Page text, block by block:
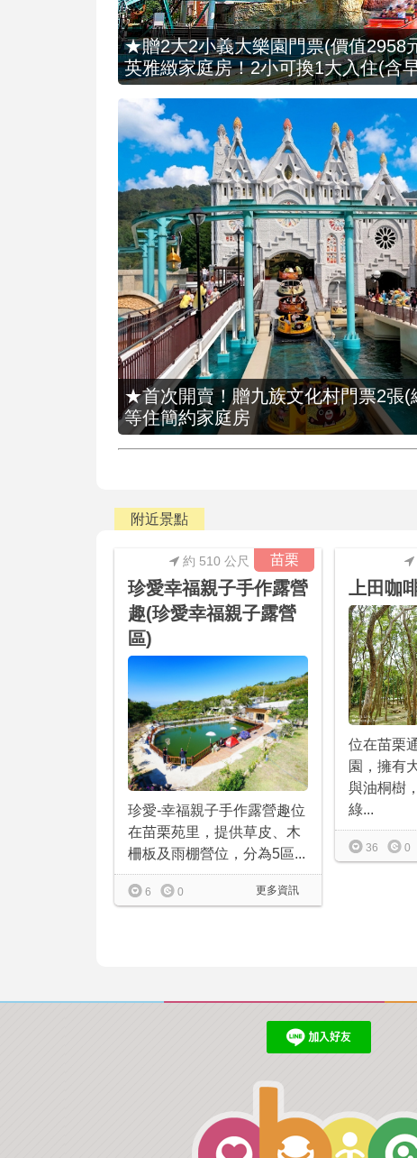
★贈2大2小義大樂園門票(價值2958
英雅緻家庭房！2小可換1大入住(含
★首次開賣！贈九族文化村門票2張(
等住簡約家庭房
附近景點
苗栗
約 510 公尺
珍愛幸福親子手作露營
趣(珍愛幸福親子露營
區)
珍愛-幸福親子手作露營趣位
在苗栗苑里，提供草皮、木
柵板及雨棚營位，分為5區...
更多資訊
6 0
上田咖
位在苗栗
園，擁有
與油桐樹
綠...
36 0